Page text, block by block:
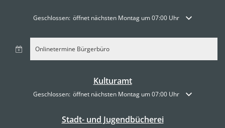
Klicken, um weitere Öffnungs- oder Schließzeiten auszublenden
Geschlossen: öffnet nächsten Montag um 07:00 Uhr
Onlinetermine Bürgerbüro
Kulturamt
Klicken, um weitere Öffnungs- oder Schließzeiten auszublenden
Geschlossen: öffnet nächsten Montag um 07:00 Uhr
Stadt- und Jugendbücherei